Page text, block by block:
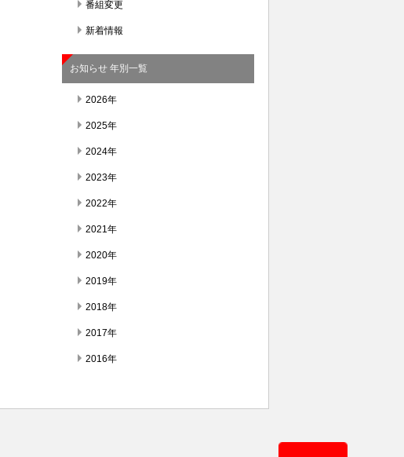
番組変更
新着情報
お知らせ 年別一覧
2026年
2025年
2024年
2023年
2022年
2021年
2020年
2019年
2018年
2017年
2016年